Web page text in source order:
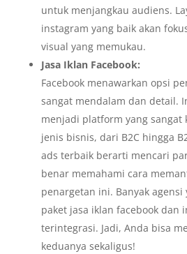
untuk menjangkau audiens.
instagram yang baik akan
visual yang memukau.
Jasa Iklan Facebook:
Facebook menawarkan opsi
sangat mendalam dan detail.
menjadi platform yang sangat
jenis bisnis, dari B2C hingga
ads terbaik berarti mencari
benar memahami cara
penargetan ini. Banyak agensi
paket jasa iklan facebook dan
terintegrasi. Jadi, Anda bisa
keduanya sekaligus!